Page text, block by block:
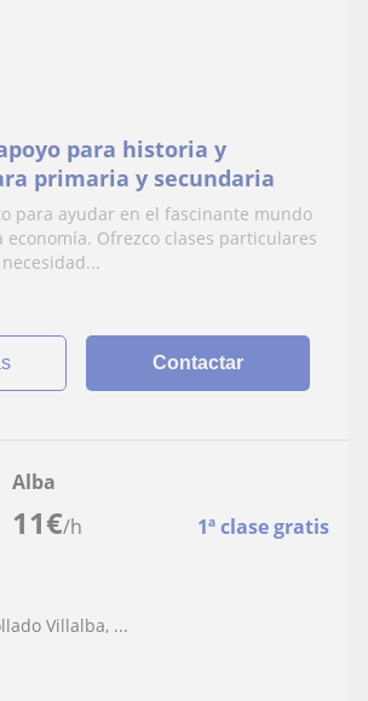
para historia y
primaria y secundaria
para ayudar en el fascinante mundo
economía. Ofrezco clases particulares
Contactar
11€/h 1ª clase gratis
Alba
Villalba, ...